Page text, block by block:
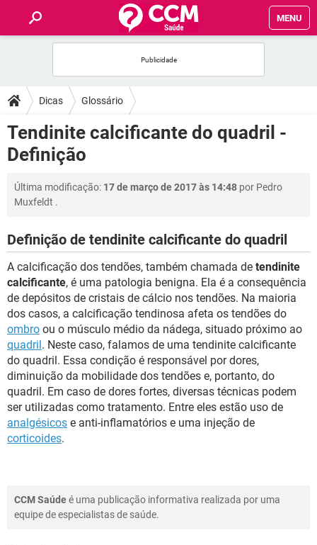
MENU
FÓRUM
SAÚDE
FAMÍLIA
NUTRIÇÃO
BEM-ESTAR
SEXUALIDADE
GLOSSÁRIO
Dicas Glossário
Tendinite calcificante do quadril -
Definição
Última modificação: 17 de março de 2017 às 14:48 por Pedro
Muxfeldt .
Definição de tendinite calcificante do quadril
A calcificação dos tendões, também chamada de tendinite
calcificante, é uma patologia benigna. Ela é a consequência
de depósitos de cristais de cálcio nos tendões. Na maioria
dos casos, a calcificação tendinosa afeta os tendões do
ombro ou o músculo médio da nádega, situado próximo ao
quadril. Neste caso, falamos de uma tendinite calcificante
do quadril. Essa condição é responsável por dores,
diminuição da mobilidade dos tendões e, portanto, do
quadril. Em caso de dores fortes, diversas técnicas podem
ser utilizadas como tratamento. Entre eles estão uso de
analgésicos e anti-inflamatórios e uma injeção de
corticoides.
CCM Saúdeé uma publicação informativa realizada por uma
equipe de especialistas de saúde.